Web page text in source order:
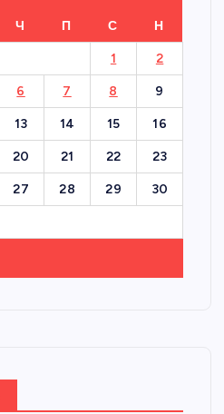
Ч П С Н
1 2
6 7 8 9
13 14 15 16
20 21 22 23
27 28 29 30